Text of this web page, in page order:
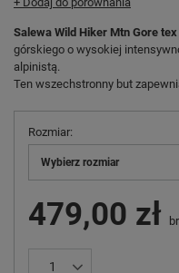
Salewa Wild Hiker Mtn Gore tex
górskiego o wysokiej
alpinistą.
Ten wszechstronny but
Rozmiar
Wybierz rozmiar
479,00 zł